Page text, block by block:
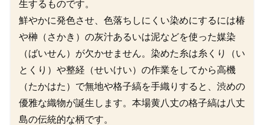
生するものです。
鮮やかに発色させ、色落ちしにくい染めにするには椿
や榊（さかき）の灰汁あるいは泥などを使った媒染
（ばいせん）が欠かせません。染めた糸は糸くり（い
とくり）や整経（せいけい）の作業をしてから高機
（たかはた）で無地や格子縞を手織りすると、渋めの
優雅な織物が誕生します。本場黄八丈の格子縞は八丈
島の伝統的な柄です。